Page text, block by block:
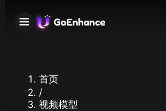
首页
/
视频模型